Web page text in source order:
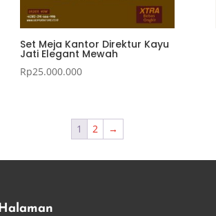
Set Meja Kantor Direktur Kayu
Jati Elegant Mewah
Rp25.000.000
1 2 →
Halaman